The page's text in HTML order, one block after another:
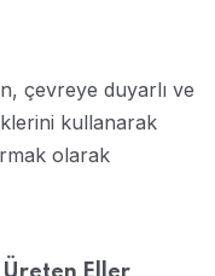
çevreye duyarlı ve
kullanarak
olarak